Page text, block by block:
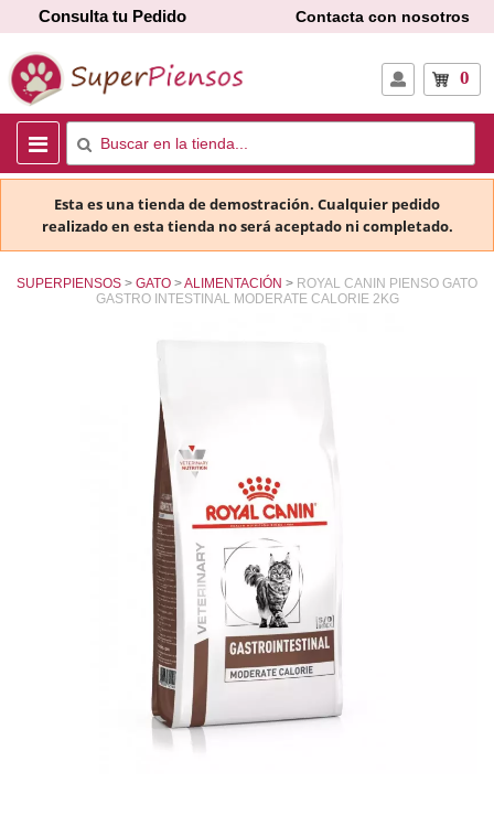
Consulta tu Pedido Contacta con nosotros
0
Esta es una tienda de demostración. Cualquier pedido
realizado en esta tienda no será aceptado ni completado.
SUPERPIENSOS GATO ALIMENTACIÓN
ROYAL CANIN PIENSO GATO
GASTRO INTESTINAL MODERATE CALORIE 2KG